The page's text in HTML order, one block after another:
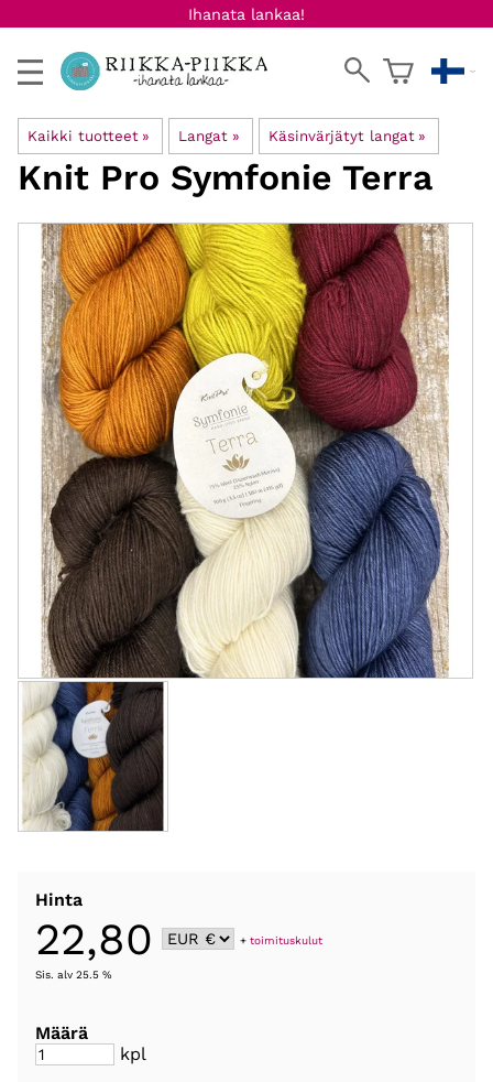
Ihanata lankaa!
Kaikki tuotteet ‪» Langat ‪» Käsinvärjätyt langat ‪»
Knit Pro Symfonie Terra
Hinta
22,80 +toimituskulut
Sis. alv 25.5 %
Määrä
kpl